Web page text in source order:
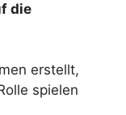
die
erstellt,
spielen